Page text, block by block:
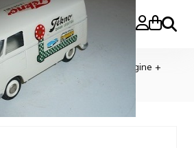
Search
Tekno Denmark : Electro Engine +